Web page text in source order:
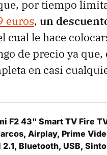
por tiempo
euros, un
cual le hace
de precio ya
en casi
F2 43" Smart TV Fire
Airplay, Prime
2.1, Bluetooth, USB,